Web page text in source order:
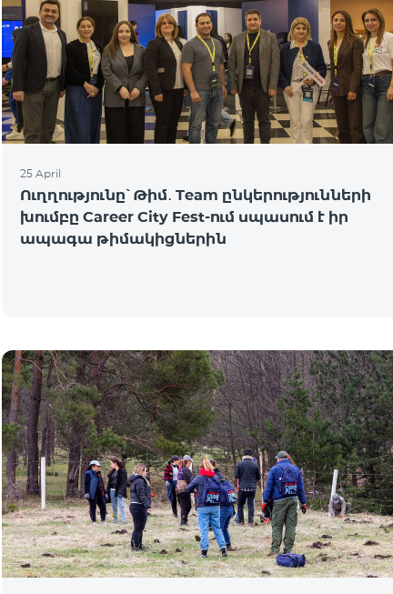
25 April
Ուղղությունը՝ Թիմ․ Team ընկերությունների
խումբը Career City Fest-ում սպասում է իր
ապագա թիմակիցներին